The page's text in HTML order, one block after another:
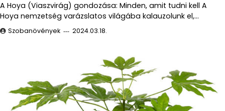
A Hoya (Viaszvirág) gondozása: Minden, amit tudni kell A
Hoya nemzetség varázslatos világába kalauzolunk el,…
Szobanövények 2024.03.18.